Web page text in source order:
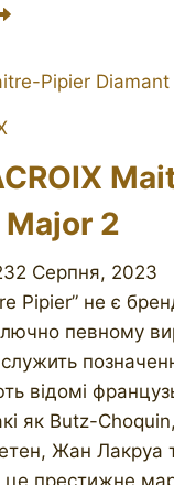
2
2 Серпня, 2023
Pipier” не є
певному
служить
відомі
як Butz-
Жан Лакруа
це престижне